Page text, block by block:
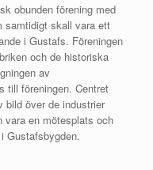
obunden förening med
samtidigt skall vara ett
i Gustafs. Föreningen
och de historiska
av
till föreningen. Centret
bild över de industrier
vara en mötesplats och
Gustafsbygden.